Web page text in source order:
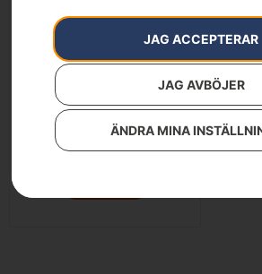
JAG ACCEPTERAR
JAG AVBÖJER
ÄNDRA MINA
Tryckförband
129kr